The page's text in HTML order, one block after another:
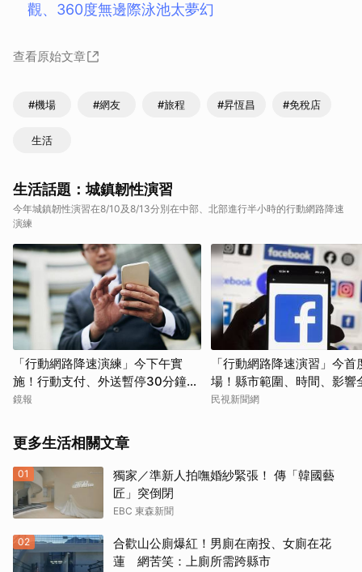
觀、360度無邊際泳池太夢幻
查看原始文章
#機場 #網友 #旅程 #昇恆昌 #免稅店
生活
生活話題：城鎮韌性演習
今年城鎮韌性演習在8/10及8/13分別在中部、北部進行半小時的行動網路降速
演練
「行動網路降速演練」今下午實
施！行動支付、外送暫停30分鐘
影響範圍與準備一次看
鏡報
「行動網路降速演習」今首
場！縣市範圍、時間、影響
次看
民視新聞網
更多生活相關文章
01
獨家／準新人拍嘸婚紗緊張！ 傳「韓國藝
匠」突倒閉
EBC 東森新聞
02
合歡山公廁爆紅！男廁在南投、女廁在花
蓮 網苦笑：上廁所需跨縣市